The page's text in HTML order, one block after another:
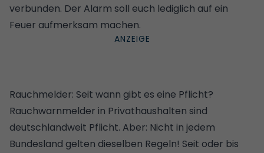
verbunden. Der Alarm soll euch lediglich auf ein
Feuer aufmerksam machen.
Rauchmelder: Seit wann gibt es eine Pflicht?
Rauchwarnmelder in Privathaushalten sind
deutschlandweit Pflicht. Aber: Nicht in jedem
Bundesland gelten dieselben Regeln! Seit oder bis